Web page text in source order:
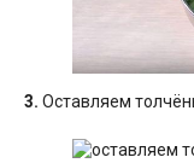
3. Оставляем